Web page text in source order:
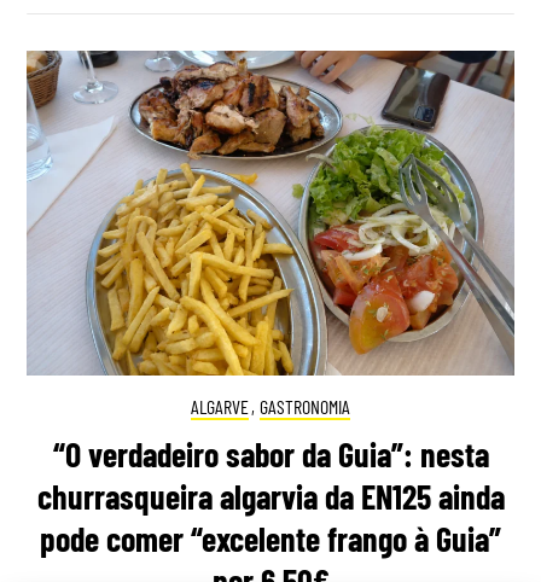
ALGARVE, GASTRONOMIA
“O verdadeiro sabor da Guia”: nesta
churrasqueira algarvia da EN125 ainda
pode comer “excelente frango à Guia”